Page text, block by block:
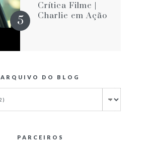
Crítica Filme |
Charlie em Ação
ARQUIVO DO BLOG
PARCEIROS